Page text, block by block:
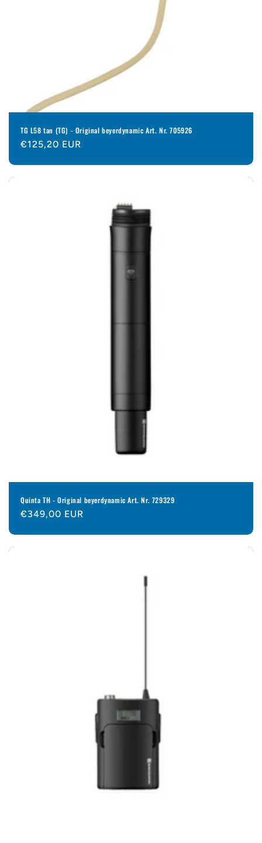
TG L58 tan (TG) - Original beyerdynamic Art. Nr. 705926
Normaler
€125,20 EUR
Quinta TH - Original beyerdynamic Art. Nr. 729329
Normaler
€349,00 EUR